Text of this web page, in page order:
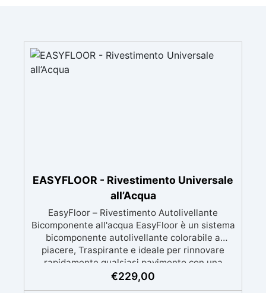
EASYFLOOR - Rivestimento Universale
all’Acqua
EasyFloor – Rivestimento Autolivellante
Bicomponente all'acqua EasyFloor è un sistema
bicomponente autolivellante colorabile a
piacere, Traspirante e ideale per rinnovare
rapidamente qualsiasi pavimento con una
finitura resistente, uniforme e personalizzabile.
€229,00